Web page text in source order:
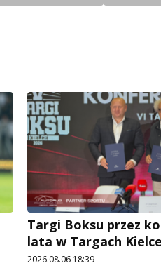
Targi Boksu przez
lata w Targach Kielce
2026.08.06 18:39